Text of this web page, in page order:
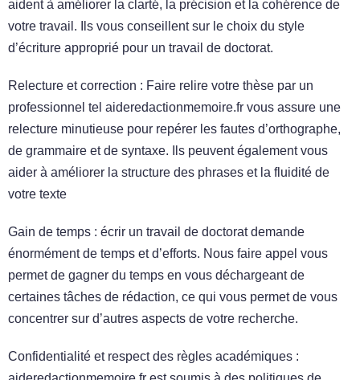
aident à améliorer la clarté, la précision et la cohérence de
votre travail. Ils vous conseillent sur le choix du style
d’écriture approprié pour un travail de doctorat.
Relecture et correction : Faire relire votre thèse par un
professionnel tel aideredactionmemoire.fr vous assure une
relecture minutieuse pour repérer les fautes d’orthographe,
de grammaire et de syntaxe. Ils peuvent également vous
aider à améliorer la structure des phrases et la fluidité de
votre texte
Gain de temps : écrir un travail de doctorat demande
énormément de temps et d’efforts. Nous faire appel vous
permet de gagner du temps en vous déchargeant de
certaines tâches de rédaction, ce qui vous permet de vous
concentrer sur d’autres aspects de votre recherche.
Confidentialité et respect des règles académiques :